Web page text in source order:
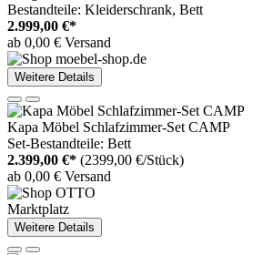
Bestandteile: Kleiderschrank, Bett
2.999,00 €*
ab 0,00 € Versand
Weitere Details
Kapa Möbel Schlafzimmer-Set CAMP
Set-Bestandteile: Bett
2.399,00 €* (2399,00 €/Stück)
ab 0,00 € Versand
Marktplatz
Weitere Details